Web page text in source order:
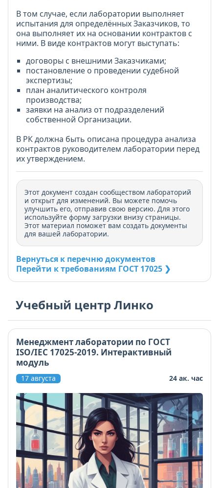
В том случае, если лаборатории выполняет
испытания для определённых Заказчиков, то
она выполняет их на основании контрактов с
ними. В виде контрактов могут выступать:
договоры с внешними Заказчиками;
постановление о проведении судебной
экспертизы;
план аналитического контроля
производства;
заявки на анализ от подразделений
собственной Организации.
В РК должна быть описана процедура анализа
контрактов руководителем лаборатории перед
их утверждением.
Этот документ создан сообществом лабораторий
и открыт для изменений. Вы можете помочь
улучшить его, отправив свою версию. Для этого
используйте форму загрузки внизу страницы.
Этот материал поможет вам создать документы
для вашей лаборатории.
Вернуться к перечню документов
Перейти к требованиям ГОСТ 17025 ❯
Учебный центр Линко
Менеджмент лаборатории по ГОСТ
ISO/IEC 17025-2019. Интерактивный
модуль
17 августа 24 ак. час